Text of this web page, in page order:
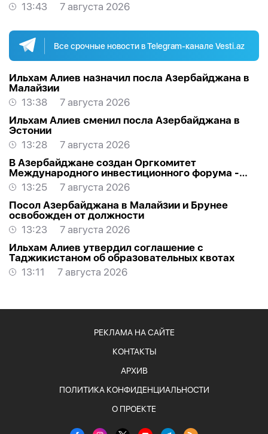
13:43
7 августа 2026
Все срочные новости в Telegram-канале Vesti.az
Ильхам Алиев назначил посла Азербайджана в
Малайзии
13:38
7 августа 2026
Ильхам Алиев сменил посла Азербайджана в
Эстонии
13:28
7 августа 2026
В Азербайджане создан Оргкомитет
Международного инвестиционного форума -
РАСПОРЯЖЕНИЕ
13:25
7 августа 2026
Посол Азербайджана в Малайзии и Брунее
освобожден от должности
13:23
7 августа 2026
Ильхам Алиев утвердил соглашение с
Таджикистаном об образовательных квотах
13:11
7 августа 2026
РЕКЛАМА НА САЙТЕ
КОНТАКТЫ
АРХИВ
ПОЛИТИКА КОНФИДЕНЦИАЛЬНОСТИ
О ПРОЕКТЕ